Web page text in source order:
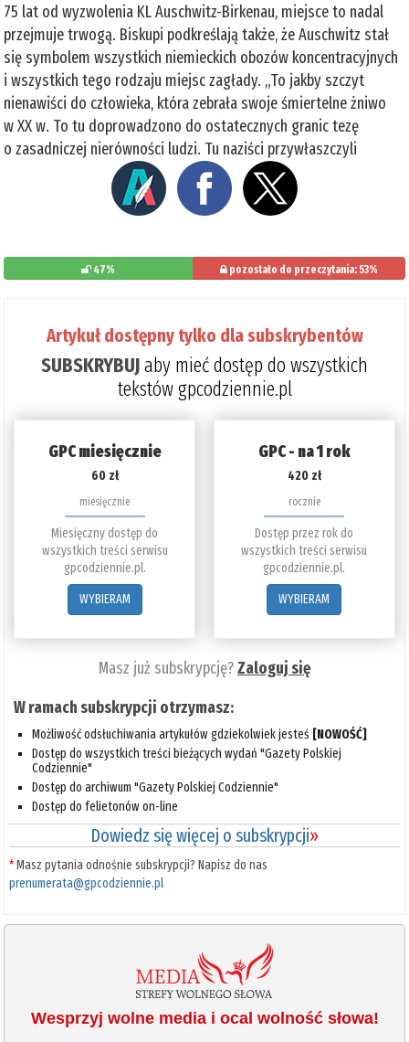
75 lat od wyzwolenia KL Auschwitz-Birkenau, miejsce to nadal
przejmuje trwogą. Biskupi podkreślają także, że Auschwitz stał
się symbolem wszystkich niemieckich obozów koncentracyjnych
i wszystkich tego rodzaju miejsc zagłady. „To jakby szczyt
nienawiści do człowieka, która zebrała swoje śmiertelne żniwo
w XX w. To tu doprowadzono do ostatecznych granic tezę
o zasadniczej nierówności ludzi. Tu naziści przywłaszczyli
47% pozostało do przeczytania: 53%
Artykuł dostępny tylko dla subskrybentów
SUBSKRYBUJaby mieć dostęp do wszystkich
tekstów gpcodziennie.pl
GPC miesięcznie
60 zł
miesięcznie
Miesięczny dostęp do
wszystkich treści serwisu
gpcodziennie.pl.
WYBIERAM
GPC - na 1 rok
420 zł
rocznie
Dostęp przez rok do
wszystkich treści serwisu
gpcodziennie.pl.
WYBIERAM
Masz już subskrypcję?Zaloguj się
W ramach subskrypcji otrzymasz:
Możliwość odsłuchiwania artykułów gdziekolwiek jesteś [NOWOŚĆ]
Dostęp do wszystkich treści bieżących wydań "Gazety Polskiej
Codziennie"
Dostęp do archiwum "Gazety Polskiej Codziennie"
Dostęp do felietonów on-line
Dowiedz się więcej o subskrypcji»
*Masz pytania odnośnie subskrypcji? Napisz do nas
prenumerata@gpcodziennie.pl
Wesprzyj wolne media i ocal wolność słowa!